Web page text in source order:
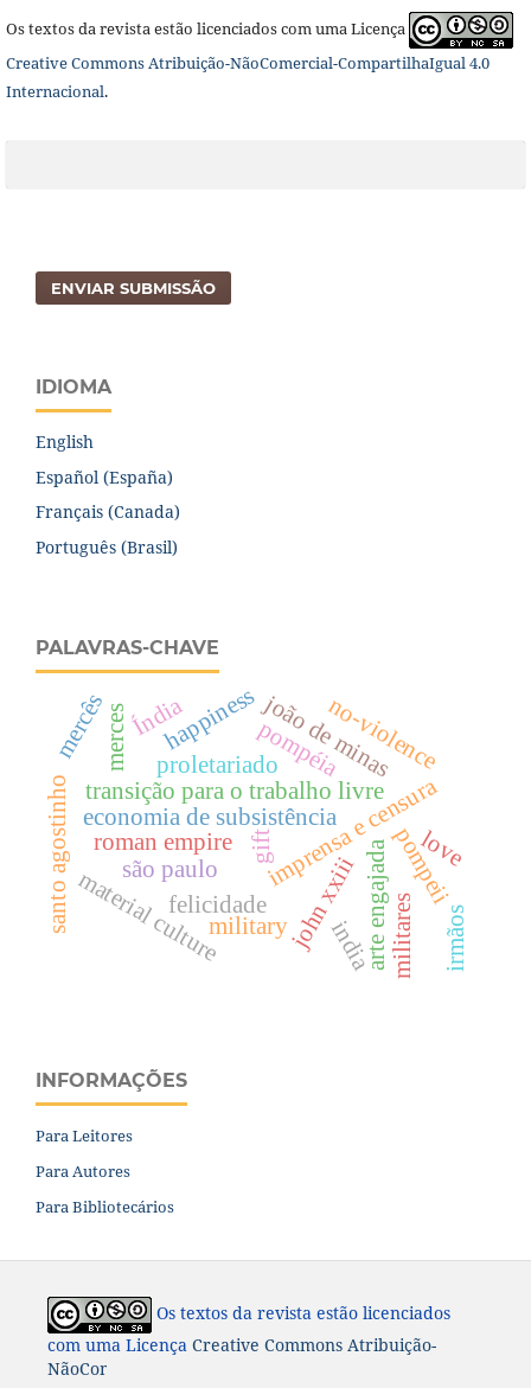
Os textos da revista estão licenciados com uma Licença
Creative Commons Atribuição-NãoComercial-CompartilhaIgual 4.0
Internacional.
ENVIAR SUBMISSÃO
IDIOMA
English
Español (España)
Français (Canada)
Português (Brasil)
PALAVRAS-CHAVE
imprensa e censura
arte engajada
economia de subsistência
transição para o trabalho livre
são paulo
proletariadojoão de minas
material culture
roman empire pompeii
happinesspompéia
felicidade
no-violence
john xxiii
love
santo agostinho gift
merces
military
mercês
militares
india
Índia
irmãos
INFORMAÇÕES
Para Leitores
Para Autores
Para Bibliotecários
Os textos da revista estão licenciados
com uma Licença Creative Commons Atribuição-
NãoComercial-CompartilhaIgual 4.0 Internacional